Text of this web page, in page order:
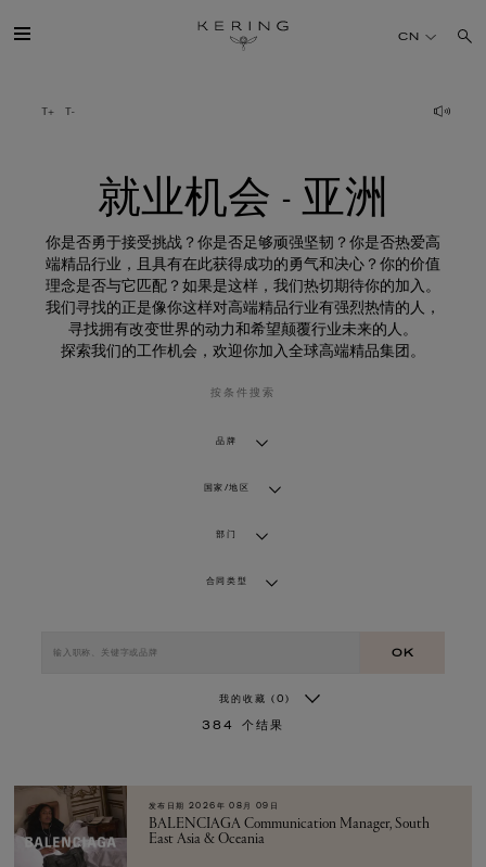
业
机
可持续发展
FINANCE
加入我们
CN
就业机会 - 亚洲
你是否勇于接受挑战？你是否足够顽强坚韧？你是否热爱高
端精品行业，且具有在此获得成功的勇气和决心？你的价值
理念是否与它匹配？如果是这样，我们热切期待你的加入。
我们寻找的正是像你这样对高端精品行业有强烈热情的人，
寻找拥有改变世界的动力和希望颠覆行业未来的人。
探索我们的工作机会，欢迎你加入全球高端精品集团。
按条件搜索
品牌
国家/地区
部门
合同类型
OK
我的收藏 (0)
384 个结果
发布日期 2026年 08月 09日
BALENCIAGA Communication Manager, South
East Asia & Oceania